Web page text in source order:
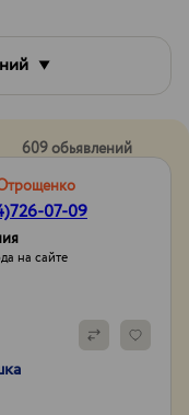
609 обьявлений
07-09
на сайте